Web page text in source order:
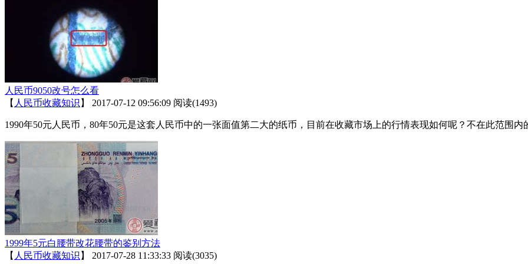
人民币9050改号怎么看
【 人民币收藏知识 】 2017-07-12 09:56:09 阅读(1493)
1990年50元人民币，80年50元是这套人民币中的一张面值第二大的纸币，目前在收藏市场上的行情表现如何呢？不在此范围内
1999年5元白腰带改花腰带的鉴别方法
【 人民币收藏知识 】 2017-07-28 11:33:33 阅读(3035)